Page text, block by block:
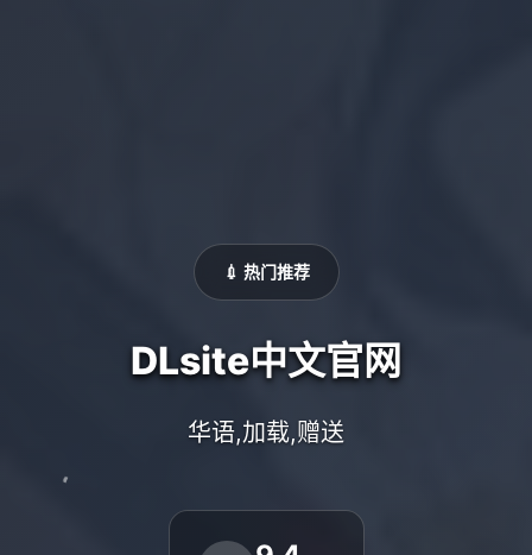
💉 热门推荐
DLsite中文官网
华语,加载,赠送